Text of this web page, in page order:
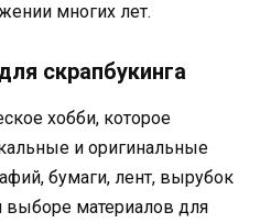
многих лет.
скрапбукинга
хобби, которое
и оригинальные
бумаги, лент, вырубок
выборе материалов для